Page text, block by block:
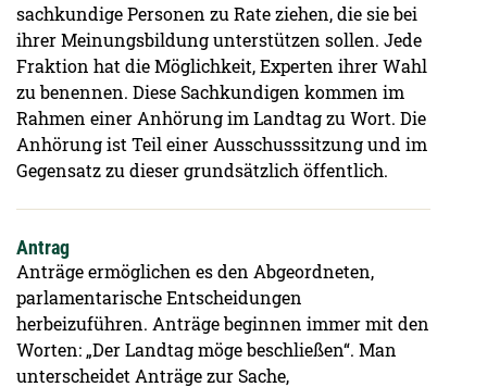
sachkundige Personen zu Rate ziehen, die sie bei
ihrer Meinungsbildung unterstützen sollen. Jede
Fraktion hat die Möglichkeit, Experten ihrer Wahl
zu benennen. Diese Sachkundigen kommen im
Rahmen einer Anhörung im Landtag zu Wort. Die
Anhörung ist Teil einer Ausschusssitzung und im
Gegensatz zu dieser grundsätzlich öffentlich.
Antrag
Anträge ermöglichen es den Abgeordneten,
parlamentarische Entscheidungen
herbeizuführen. Anträge beginnen immer mit den
Worten: „Der Landtag möge beschließen“. Man
unterscheidet Anträge zur Sache,